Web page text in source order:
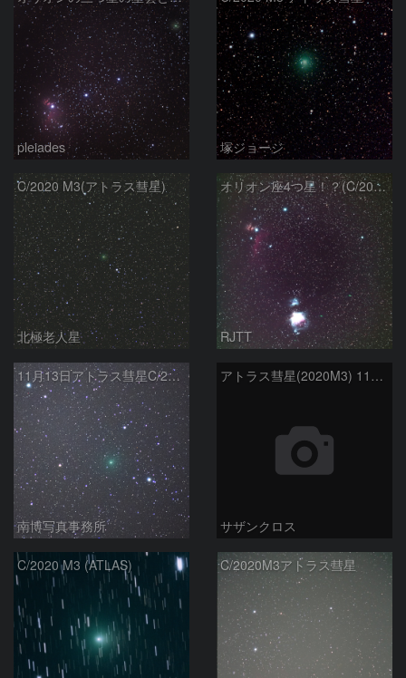
pleiades 塚ジョージ
C/2020 M3(アトラス彗星)
北極老人星
オリオン座4つ星！？(C/2020 M3と三ツ星)
RJTT
11月13日アトラス彗星C/2020 M3
南博写真事務所
アトラス彗星(2020M3) 11月11日 200mm
サザンクロス
C/2020 M3 (ATLAS) C/2020M3アトラス彗星